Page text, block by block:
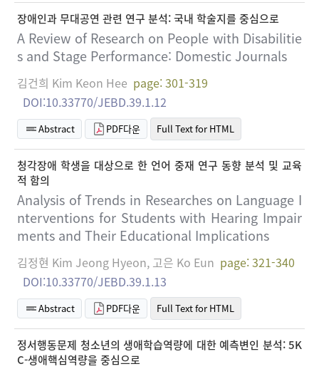
장애인과 무대공연 관련 연구 분석: 국내 학술지를 중심으로
A Review of Research on People with Disabilitie
s and Stage Performance: Domestic Journals
김건희 Kim Keon Hee page: 301-319
DOI:10.33770/JEBD.39.1.12
Abstract PDF다운 Full Text for HTML
청각장애 학생을 대상으로 한 언어 중재 연구 동향 분석 및 교육
적 함의
Analysis of Trends in Researches on Language I
nterventions for Students with Hearing Impair
ments and Their Educational Implications
김정현 Kim Jeong Hyeon, 고은 Ko Eun page: 321-340
DOI:10.33770/JEBD.39.1.13
Abstract PDF다운 Full Text for HTML
정서행동문제 청소년의 생애학습역량에 대한 예측변인 분석: 5K
C-생애핵심역량을 중심으로